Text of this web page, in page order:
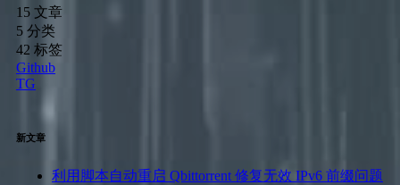
15 文章
5 分类
42 标签
Github
TG
新文章
利用脚本自动重启 Qbittorrent 修复无效 IPv6 前缀问题